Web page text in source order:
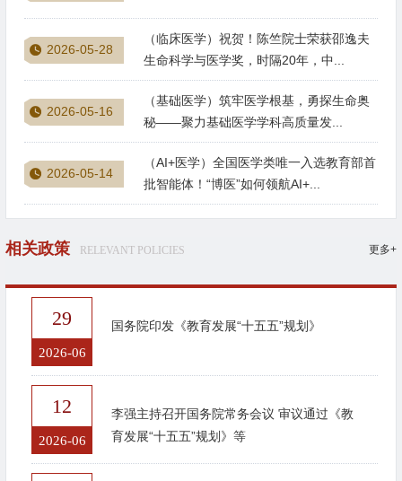
2026-05-28
（临床医学）祝贺！陈竺院士荣获邵逸夫
生命科学与医学奖，时隔20年，中...
2026-05-16
（基础医学）筑牢医学根基，勇探生命奥
秘——聚力基础医学学科高质量发...
2026-05-14
（AI+医学）全国医学类唯一入选教育部首
批智能体！“博医”如何领航AI+...
相关政策 RELEVANT POLICIES 更多+
29
2026-06
国务院印发《教育发展“十五五”规划》
12
2026-06
李强主持召开国务院常务会议 审议通过《教
育发展“十五五”规划》等